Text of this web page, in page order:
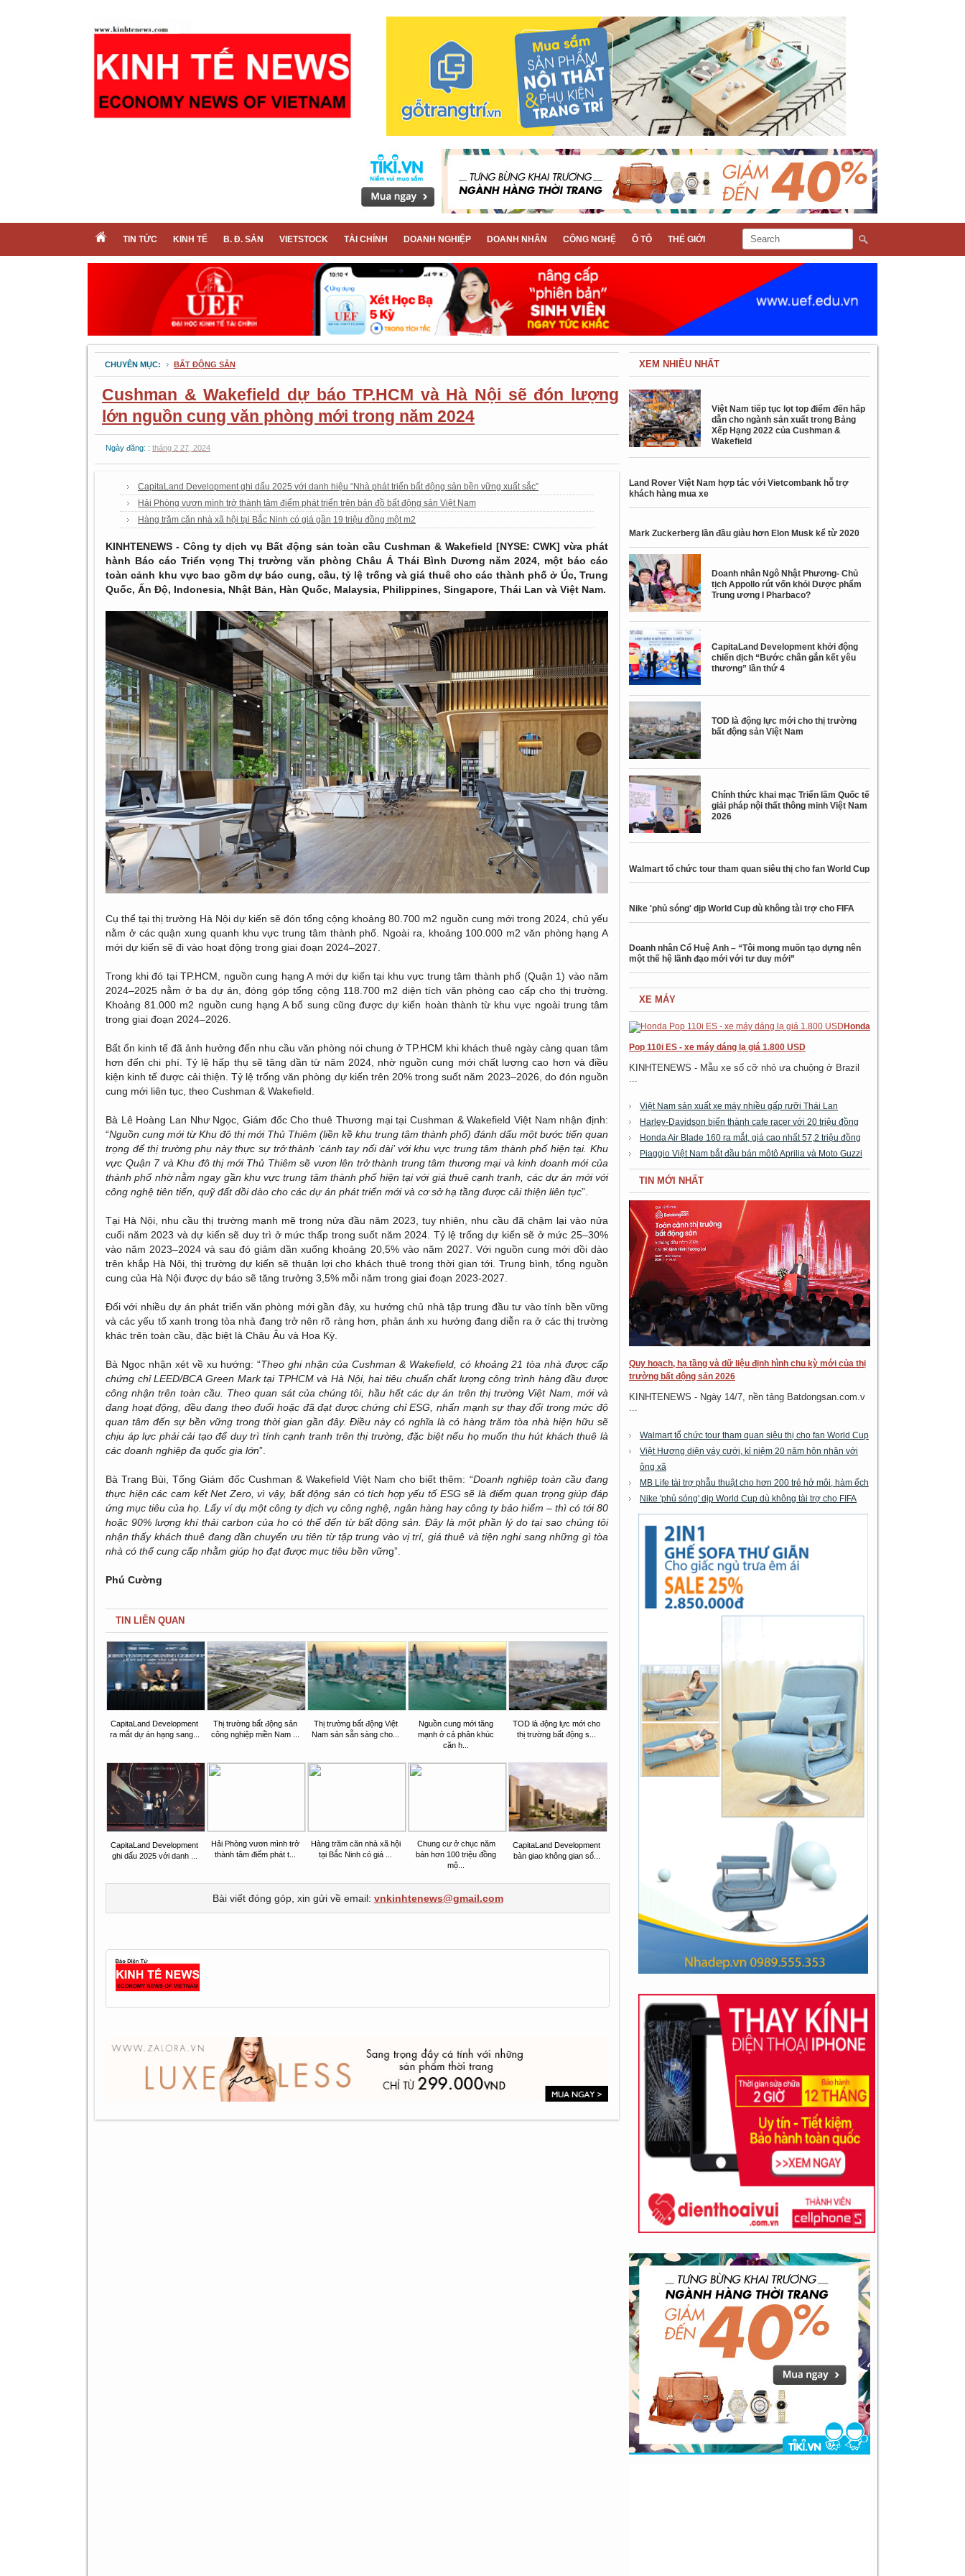
TIN TỨC KINH TẾ B. Đ. SẢN VIETSTOCK TÀI CHÍNH DOANH NGHIỆP DOANH NHÂN CÔNG NGHỆ Ô TÔ THẾ GIỚI
CHUYÊN MỤC: BẤT ĐỘNG SẢN
Cushman & Wakefield dự báo TP.HCM và Hà Nội sẽ đón lượng
lớn nguồn cung văn phòng mới trong năm 2024
Ngày đăng: : tháng 2 27, 2024
CapitaLand Development ghi dấu 2025 với danh hiệu “Nhà phát triển bất động sản bền vững xuất sắc”
Hải Phòng vươn mình trở thành tâm điểm phát triển trên bản đồ bất động sản Việt Nam
Hàng trăm căn nhà xã hội tại Bắc Ninh có giá gần 19 triệu đồng một m2
KINHTENEWS - Công ty dịch vụ Bất động sản toàn cầu Cushman & Wakefield [NYSE: CWK] vừa phát
hành Báo cáo Triển vọng Thị trườngvăn phòng Châu Á Thái Bình Dương năm 2024, một báo cáo
toàn cảnh khu vực bao gồm dự báo cung, cầu, tỷ lệ trống và giá thuê cho các thành phố ở Úc, Trung
Quốc, Ấn Độ, Indonesia, Nhật Bản, Hàn Quốc, Malaysia, Philippines, Singapore, Thái Lan và Việt Nam.
Cụ thể tại thị trường Hà Nội dự kiến sẽ đón tổng cộng khoảng 80.700 m2 nguồn cung mới trong 2024, chủ yếu
nằm ở các quận xung quanh khu vực trung tâm thành phố. Ngoài ra, khoảng 100.000 m2 văn phòng hạng A
mới dự kiến sẽ đi vào hoạt động trong giai đoạn 2024–2027.
Trong khi đó tại TP.HCM, nguồn cung hạng A mới dự kiến tại khu vực trung tâm thành phố (Quận 1) vào năm
2024–2025 nằm ở ba dự án, đóng góp tổng cộng 118.700 m2 diện tích văn phòng cao cấp cho thị trường.
Khoảng 81.000 m2 nguồn cung hạng A bổ sung cũng được dự kiến hoàn thành từ khu vực ngoài trung tâm
trong giai đoạn 2024–2026.
Bất ổn kinh tế đã ảnh hưởng đến nhu cầu văn phòng nói chung ở TP.HCM khi khách thuê ngày càng quan tâm
hơn đến chi phí. Tỷ lệ hấp thụ sẽ tăng dần từ năm 2024, nhờ nguồn cung mới chất lượng cao hơn và điều
kiện kinh tế được cải thiện. Tỷ lệ trống văn phòng dự kiến ​​trên 20% trong suốt năm 2023–2026, do đón nguồn
cung mới liên tục, theo Cushman & Wakefield.
Bà Lê Hoàng Lan Như Ngọc, Giám đốc Cho thuê Thương mại tại Cushman & Wakefield Việt Nam nhận định:
“Nguồn cung mới từ Khu đô thị mới Thủ Thiêm (liền kề khu trung tâm thành phố) đánh dấu một bước tiến quan
trọng để thị trường phụ này thực sự trở thành ‘cánh tay nối dài’ với khu vực trung tâm thành phố hiện tại. Khu
vực Quận 7 và Khu đô thị mới Thủ Thiêm sẽ vươn lên trở thành trung tâm thương mại và kinh doanh mới của
thành phố nhờ nằm ngay gần khu vực trung tâm thành phố hiện tại với giá thuê cạnh tranh, các dự án mới với
công nghệ tiên tiến, quỹ đất dồi dào cho các dự án phát triển mới và cơ sở hạ tầng được cải thiện liên tục”.
Tại Hà Nội, nhu cầu thị trường mạnh mẽ trong nửa đầu năm 2023, tuy nhiên, nhu cầu đã chậm lại vào nửa
cuối năm 2023 và dự kiến ​​sẽ duy trì ở mức thấp trong suốt năm 2024. Tỷ lệ trống dự kiến ​​sẽ ở mức 25–30%
vào năm 2023–2024 và sau đó giảm dần xuống khoảng 20,5% vào năm 2027. Với nguồn cung mới dồi dào
trên khắp Hà Nội, thị trường dự kiến ​​sẽ thuận lợi cho khách thuê trong thời gian tới. Trung bình, tổng nguồn
cung của Hà Nội được dự báo sẽ tăng trưởng 3,5% mỗi năm trong giai đoạn 2023-2027.
Đối với nhiều dự án phát triển văn phòng mới gần đây, xu hướng chủ nhà tập trung đầu tư vào tính bền vững
và các yếu tố xanh trong tòa nhà đang trở nên rõ ràng hơn, phản ánh xu hướng đang diễn ra ở các thị trường
khác trên toàn cầu, đặc biệt là Châu Âu và Hoa Kỳ.
Bà Ngọc nhận xét về xu hướng: “Theo ghi nhận của Cushman & Wakefield, có khoảng 21 tòa nhà được cấp
chứng chỉ LEED/BCA Green Mark tại TPHCM và Hà Nội, hai tiêu chuẩn chất lượng công trình hàng đầu được
công nhận trên toàn cầu. Theo quan sát của chúng tôi, hầu hết các dự án trên thị trường Việt Nam, mới và
đang hoạt động, đều đang theo đuổi hoặc đã đạt được chứng chỉ ESG, nhấn mạnh sự thay đổi trong mức độ
quan tâm đến sự bền vững trong thời gian gần đây. Điều này có nghĩa là có hàng trăm tòa nhà hiện hữu sẽ
chịu áp lực phải cải tạo để duy trì tính cạnh tranh trên thị trường, đặc biệt nếu họ muốn thu hút khách thuê là
các doanh nghiệp đa quốc gia lớn”.
Bà Trang Bùi, Tổng Giám đốc Cushman & Wakefield Việt Nam cho biết thêm: “Doanh nghiệp toàn cầu đang
thực hiện các cam kết Net Zero, vì vậy, bất động sản có tích hợp yếu tố ESG sẽ là điểm quan trọng giúp đáp
ứng mục tiêu của họ. Lấy ví dụ một công ty dịch vụ công nghệ, ngân hàng hay công ty bảo hiểm – thì có tới 80
hoặc 90% lượng khí thải carbon của ho có thể đến từ bất động sản. Đây là một phần lý do tại sao chúng tôi
nhận thấy khách thuê đang dần chuyển ưu tiên từ tập trung vào vị trí, giá thuê và tiện nghi sang những gì tòa
nhà có thể cung cấp nhằm giúp họ đạt được mục tiêu bền vững”.
Phú Cường
TIN LIÊN QUAN
CapitaLand Development
ra mắt dự án hạng sang...
Thị trường bất động sản
công nghiệp miền Nam ...
Thị trường bất động Việt
Nam sản sẵn sàng cho...
Nguồn cung mới tăng
mạnh ở cả phân khúc
căn h...
TOD là động lực mới cho
thị trường bất động s...
CapitaLand Development
ghi dấu 2025 với danh ...
Hải Phòng vươn mình trở
thành tâm điểm phát t...
Hàng trăm căn nhà xã hội
tại Bắc Ninh có giá ...
Chung cư ở chục năm
bán hơn 100 triệu đồng
mộ...
CapitaLand Development
bàn giao không gian số...
Bài viết đóng góp, xin gửi về email: vnkinhtenews@gmail.com
XEM NHIỀU NHẤT
Việt Nam tiếp tục lọt top điểm đến hấp
dẫn cho ngành sản xuất trong Bảng
Xếp Hạng 2022 của Cushman &
Wakefield
Land Rover Việt Nam hợp tác với Vietcombank hỗ trợ
khách hàng mua xe
Mark Zuckerberg lần đầu giàu hơn Elon Musk kể từ 2020
Doanh nhân Ngô Nhật Phương- Chủ
tịch Appollo rút vốn khỏi Dược phẩm
Trung ương I Pharbaco?
CapitaLand Development khởi động
chiến dịch “Bước chân gắn kết yêu
thương” lần thứ 4
TOD là động lực mới cho thị trường
bất động sản Việt Nam
Chính thức khai mạc Triển lãm Quốc tế
giải pháp nội thất thông minh Việt Nam
2026
Walmart tổ chức tour tham quan siêu thị cho fan World Cup
Nike 'phủ sóng' dịp World Cup dù không tài trợ cho FIFA
Doanh nhân Cổ Huệ Anh – “Tôi mong muốn tạo dựng nên
một thế hệ lãnh đạo mới với tư duy mới”
XE MÁY
Honda
Pop 110i ES - xe máy dáng lạ giá 1.800 USD
KINHTENEWS - Mẫu xe số cỡ nhỏ ưa chuộng ở Brazil
Việt Nam sản xuất xe máy nhiều gấp rưỡi Thái Lan
Harley-Davidson biến thành cafe racer với 20 triệu đồng
Honda Air Blade 160 ra mắt, giá cao nhất 57,2 triệu đồng
Piaggio Việt Nam bắt đầu bán môtô Aprilia và Moto Guzzi
TIN MỚI NHẤT
Quy hoạch, hạ tầng và dữ liệu định hình chu kỳ mới của thị
trường bất động sản 2026
KINHTENEWS - Ngày 14/7, nền tảng Batdongsan.com.v
Walmart tổ chức tour tham quan siêu thị cho fan World Cup
Việt Hương diện váy cưới, kỉ niệm 20 năm hôn nhân với
ông xã
MB Life tài trợ phẫu thuật cho hơn 200 trẻ hở môi, hàm ếch
Nike 'phủ sóng' dịp World Cup dù không tài trợ cho FIFA